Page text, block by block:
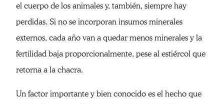
el cuerpo de los animales y, también, siempre hay
perdidas. Si no se incorporan insumos minerales
externos, cada año van a quedar menos minerales y la
fertilidad baja proporcionalmente, pese al estiércol que
retorna a la chacra.
Un factor importante y bien conocido es el hecho que